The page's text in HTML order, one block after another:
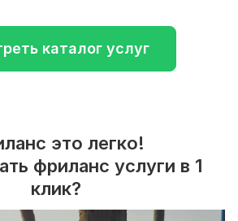
каталог услуг
это легко!
фриланс услуги в 1
клик?